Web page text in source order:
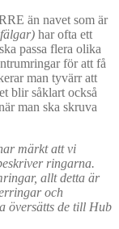
än navet som är
har ofta ett
passa flera olika
för att få
man tyvärr att
blir såklart också
man ska skruva
märkt att vi
ringarna.
allt detta är
och
översätts de till Hub